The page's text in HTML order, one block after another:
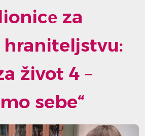
za
život 4 –
sebe“